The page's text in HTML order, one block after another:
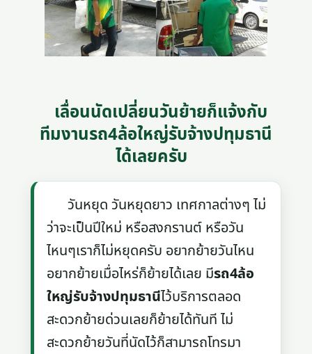
เลื่อนนัดเปลี่ยนวันย้ายก็แจ้งกับ
ทีมงานรถ4ล้อใหญ่รับจ้างปทุมธานี
ได้เลยครับ
วันหยุด วันหยุดยาว เทศกาลต่างๆ ไม่
ว่าจะเป็นปีใหม่ หรือสงกรานต์ หรือวัน
ไหนๆเราก็ไม่หยุดครับ อยากย้ายวันไหน
อยากย้ายเมื่อไหร่ก็ย้ายได้เลย มีรถ4ล้อ
ใหญ่รับจ้างปทุมธานีไว้บริการตลอด
สะดวกย้ายด่วนเลยก็ย้ายได้ทันที ไม่
สะดวกย้ายวันที่นัดไว้ก็สามารถโทรมา